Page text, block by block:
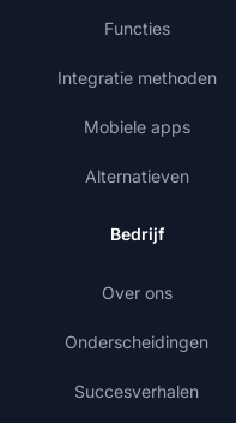
Functies
Integratie methoden
Mobiele apps
Alternatieven
Bedrijf
Over ons
Onderscheidingen
Succesverhalen